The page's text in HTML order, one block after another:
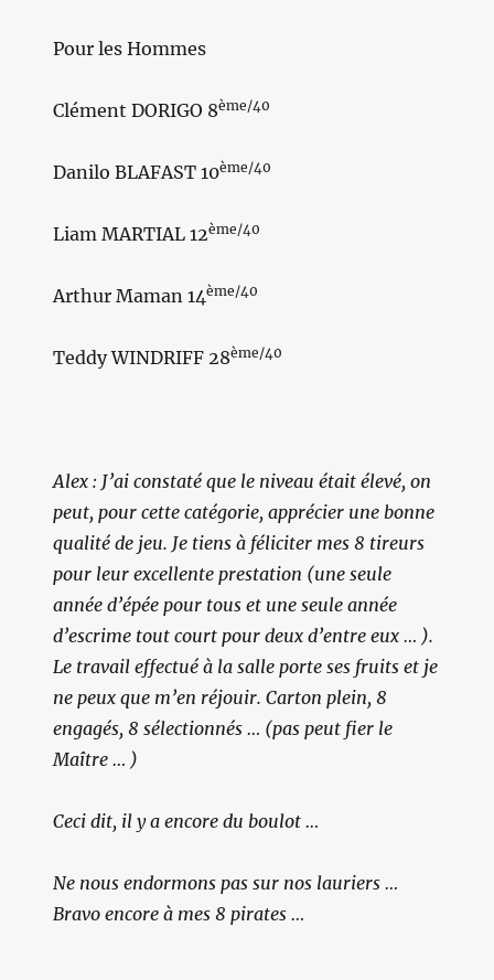
Pour les Hommes
Clément DORIGO 8ème/40
Danilo BLAFAST 10ème/40
Liam MARTIAL 12ème/40
Arthur Maman 14ème/40
Teddy WINDRIFF 28ème/40
Alex : J’ai constaté que le niveau était élevé, on
peut, pour cette catégorie, apprécier une bonne
qualité de jeu. Je tiens à féliciter mes 8 tireurs
pour leur excellente prestation (une seule
année d’épée pour tous et une seule année
d’escrime tout court pour deux d’entre eux … ).
Le travail effectué à la salle porte ses fruits et je
ne peux que m’en réjouir. Carton plein, 8
engagés, 8 sélectionnés … (pas peut fier le
Maître … )
Ceci dit, il y a encore du boulot …
Ne nous endormons pas sur nos lauriers …
Bravo encore à mes 8 pirates …